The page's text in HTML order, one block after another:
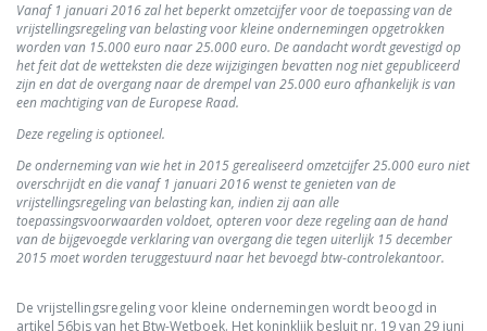
Vanaf 1 januari 2016 zal het beperkt omzetcijfer voor de toepassing van de
vrijstellingsregeling van belasting voor kleine ondernemingen opgetrokken
worden van 15.000 euro naar 25.000 euro. De aandacht wordt gevestigd op
het feit dat de wetteksten die deze wijzigingen bevatten nog niet gepubliceerd
zijn en dat de overgang naar de drempel van 25.000 euro afhankelijk is van
een machtiging van de Europese Raad.
Deze regeling is optioneel.
De onderneming van wie het in 2015 gerealiseerd omzetcijfer 25.000 euro niet
overschrijdt en die vanaf 1 januari 2016 wenst te genieten van de
vrijstellingsregeling van belasting kan, indien zij aan alle
toepassingsvoorwaarden voldoet, opteren voor deze regeling aan de hand
van de bijgevoegde verklaring van overgang die tegen uiterlijk 15 december
2015 moet worden teruggestuurd naar het bevoegd btw-controlekantoor.
De vrijstellingsregeling voor kleine ondernemingen wordt beoogd in
artikel 56bis van het Btw-Wetboek. Het koninklijk besluit nr. 19 van 29 juni